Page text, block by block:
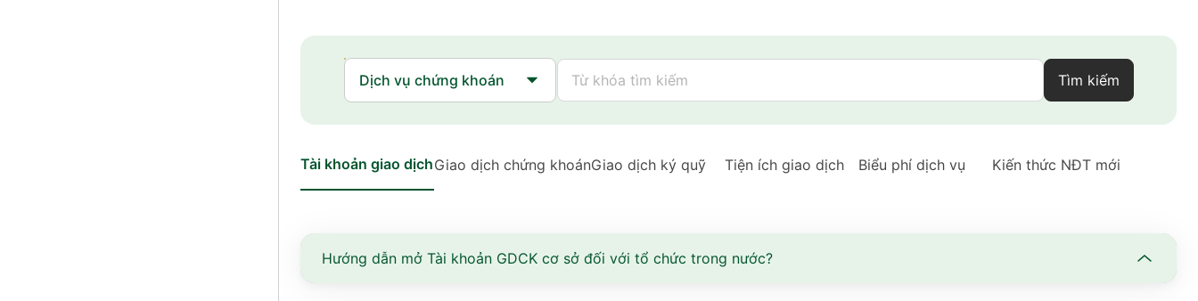
Tìm kiếm
Tài khoản giao dịchGiao dịch chứng khoánGiao dịch ký quỹ Tiện ích giao dịch Biểu phí dịch vụ Kiến thức NĐT mới
Hướng dẫn mở Tài khoản GDCK cơ sở đối với tổ chức trong nước?